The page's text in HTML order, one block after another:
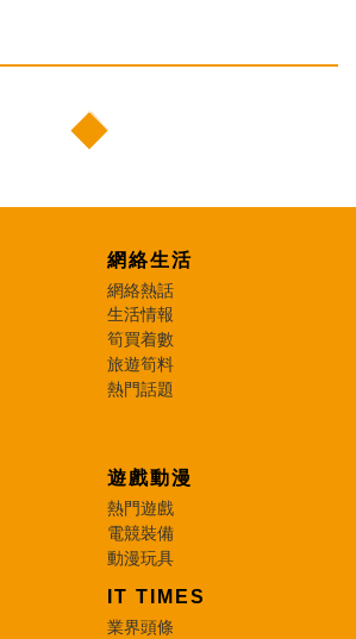
網絡生活
網絡熱話
生活情報
筍買着數
旅遊筍料
熱門話題
遊戲動漫
熱門遊戲
電競裝備
動漫玩具
IT TIMES
業界頭條